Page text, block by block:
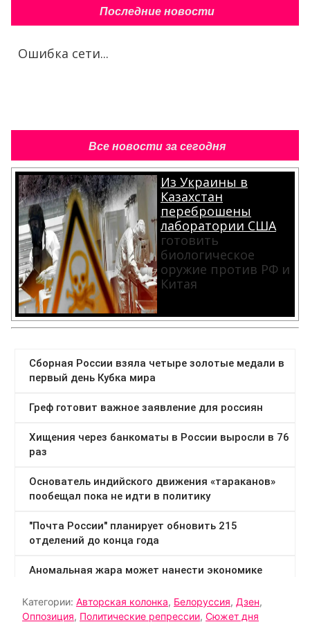
Последние новости
Ошибка сети...
Все новости за сегодня
Из Украины в
Казахстан
переброшены
лаборатории США
готовить
биологическое
оружие против РФ и
Китая
Категории: Авторская колонка, Белоруссия, Дзен,
Оппозиция, Политические репрессии, Сюжет дня